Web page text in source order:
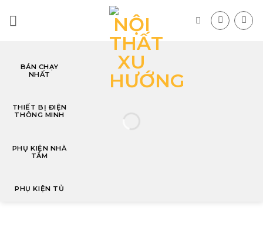
BÁN CHẠY
NHẤT
THIẾT BỊ ĐIỆN
THÔNG MINH
PHỤ KIỆN NHÀ
TẮM
PHỤ KIỆN TỦ